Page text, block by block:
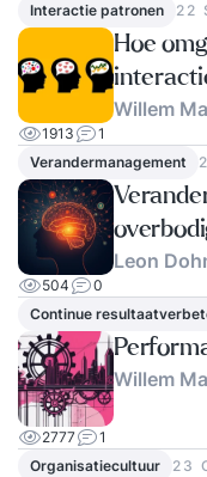
Interactie patronen 22
Hoe
regels
Willem
1913
1
Verandermanagement
Leon
504
0
Continue
Willem
2777
1
Organisatiecultuur
23